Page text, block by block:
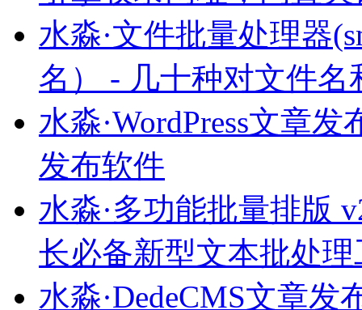
水淼·文件批量处理器
名） - 几十种对文件
水淼·WordPress文章
发布软件
水淼·多功能批量排版
长必备新型文本批处理
水淼·DedeCMS文章发